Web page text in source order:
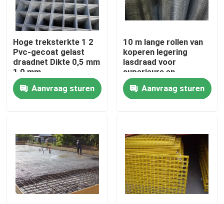
Producten
Over ons
Hoge treksterkte 1 2
Pvc-gecoat gelast
draadnet Dikte 0,5 mm
1,0 mm
Aanvraag sturen
10 m lange rollen van
koperen legering
lasdraad voor
superieure en
consistente
lasprestaties
Aanvraag sturen